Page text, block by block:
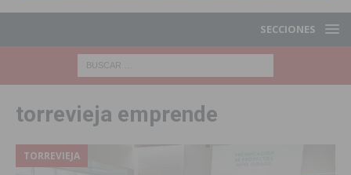
SECCIONES
torrevieja emprende
TORREVIEJA